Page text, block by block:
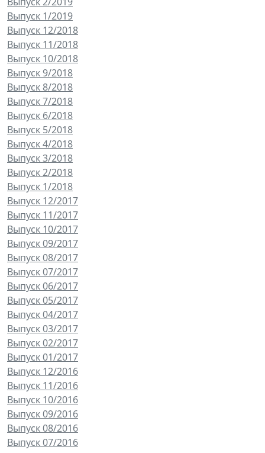
Выпуск 1/2019
Выпуск 12/2018
Выпуск 11/2018
Выпуск 10/2018
Выпуск 9/2018
Выпуск 8/2018
Выпуск 7/2018
Выпуск 6/2018
Выпуск 5/2018
Выпуск 4/2018
Выпуск 3/2018
Выпуск 2/2018
Выпуск 1/2018
Выпуск 12/2017
Выпуск 11/2017
Выпуск 10/2017
Выпуск 09/2017
Выпуск 08/2017
Выпуск 07/2017
Выпуск 06/2017
Выпуск 05/2017
Выпуск 04/2017
Выпуск 03/2017
Выпуск 02/2017
Выпуск 01/2017
Выпуск 12/2016
Выпуск 11/2016
Выпуск 10/2016
Выпуск 09/2016
Выпуск 08/2016
Выпуск 07/2016